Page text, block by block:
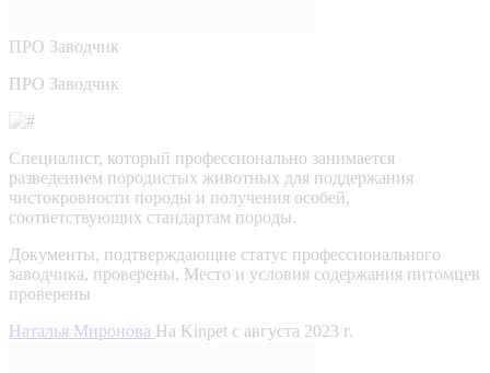
ПРО Заводчик
ПРО Заводчик
Специалист, который профессионально занимается
разведением породистых животных для поддержания
чистокровности породы и получения особей,
соответствующих стандартам породы.
Документы, подтверждающие статус профессионального
заводчика, проверены. Место и условия содержания питомцев
проверены
Наталья Миронова На Kinpet c августа 2023 г.